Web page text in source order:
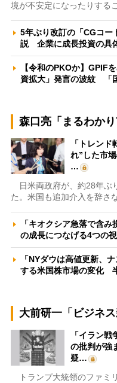
境が不安定になったりする
5年ぶり改訂の「CGコー
説 企業に成長投資の具
【令和のPKOか】GPIF
資拡大」発言の波紋 「
森口亮「まるわかり
「トレン
れ”した市
…
日米両政府が、約28年ぶ
た。米国も追加介入を辞さ
「キオクシア急落で含
の成長につなげる4つ
「NYダウは高値更新、
する米国株市場の変化
大前研一「ビジネ
「イラン
の批判が強
疑…
トランプ大統領のファミ